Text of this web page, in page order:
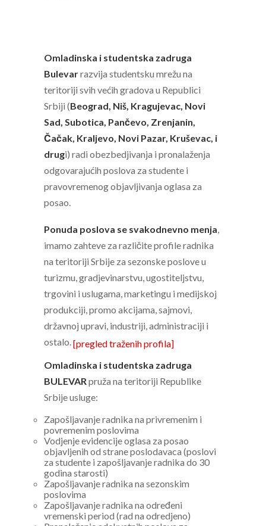
Omladinska i studentska zadruga
Bulevarrazvija studentsku mrežu na
teritoriji svih većih gradova u Republici
Srbiji (Beograd, Niš, Kragujevac, Novi
Sad, Subotica, Pančevo, Zrenjanin,
Čačak, Kraljevo, Novi Pazar, Kruševac, i
drugi) radi obezbedjivanja i pronalaženja
odgovarajućih poslova za studente i
pravovremenog objavljivanja oglasa za
posao.
Ponuda poslova se svakodnevno menja,
imamo zahteve za različite profile radnika
na teritoriji Srbije za sezonske poslove u
turizmu, gradjevinarstvu, ugostiteljstvu,
trgovini i uslugama, marketingu i medijskoj
produkciji, promo akcijama, sajmovi,
državnoj upravi, industriji, administraciji i
ostalo.[pregled traženih profila]
Omladinska i studentska zadruga
BULEVARpruža na teritoriji Republike
Srbije usluge:
Zapošljavanje radnika na privremenim i
povremenim poslovima
Vodjenje evidencije oglasa za posao
objavljenih od strane poslodavaca (poslovi
za studente i zapošljavanje radnika do 30
godina starosti)
Zapošljavanje radnika na sezonskim
poslovima
Zapošljavanje radnika na određeni
vremenski period (rad na odredjeno)